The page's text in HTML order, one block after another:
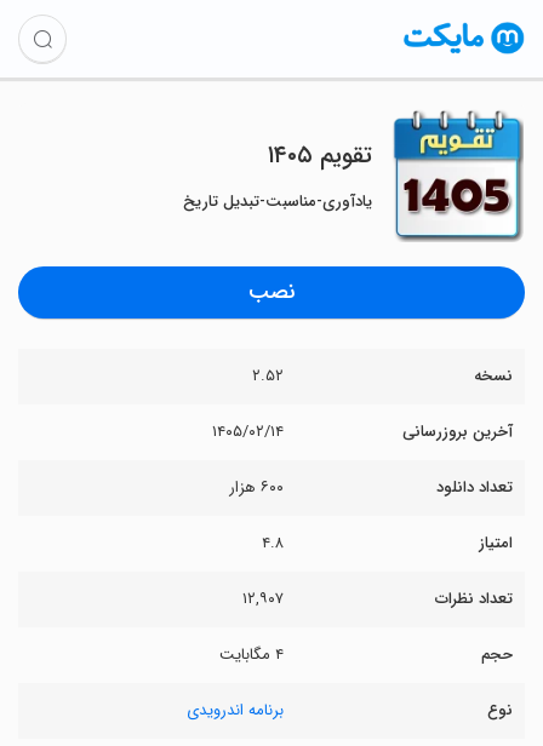
تقویم ۱۴۰۵
یادآوری-مناسبت-تبدیل تاریخ
نصب
نسخه ۲.۵۲
آخرین بروزرسانی ۱۴۰۵/۰۲/۱۴
تعداد دانلود ۶۰۰ هزار
امتیاز ۴.۸
تعداد نظرات ۱۲,۹۰۷
حجم ۴ مگابایت
نوع برنامه اندرویدی